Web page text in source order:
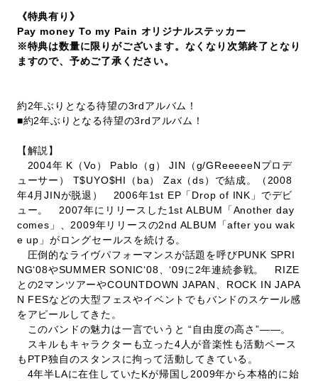
《特典有り》
Pay money To my Pain オリジナルステッカー
※特典は数量に限りがございます。なくなり次第終了となり
ますので、予めご了承ください。
約2年ぶりとなる待望の3rdアルバム！
■約2年ぶりとなる待望の3rdアルバム！
【解説】
2004年 K（Vo） Pablo（g） JIN（g/GReeeeeNプロデ
ューサー） T$UYO$HI（ba） Zax（ds）で結成。（2008
年4月JINが脱退） 2006年1st EP「Drop of INK」でデビ
ュー。 2007年にリリースした1st ALBUM「Another day
comes」、2009年リリースの2nd ALBUM「after you wak
e up」がロングセールスを続ける。
圧倒的なライヴパフォーマンスが話題を呼びPUNK SPRI
NG‘08やSUMMER SONIC‘08、‘09に2年連続参戦。 RIZE
との2マンツアーやCOUNTDOWN JAPAN、ROCK IN JAPA
N FESなどの大型フェスやイベントでもバンドのスケール感
をアピールしてきた。
このバンドの魅力は一言でいうと “自由度の高さ”――。
スキルもキャラクターも立った4人が音楽性も活動ペース
もPTP独自のスタンスに拘って活動してきている。
4年半LAに在住していたKが帰国し2009年から本格的に始